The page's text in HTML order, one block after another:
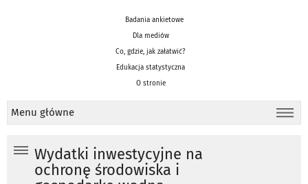
Badania ankietowe
Dla mediów
Co, gdzie, jak załatwić?
Edukacja statystyczna
O stronie
Menu główne
Wydatki inwestycyjne na
ochronę środowiska i